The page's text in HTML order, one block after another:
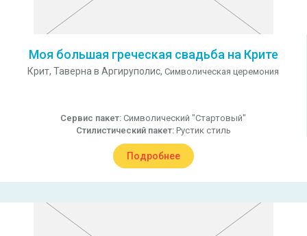
Моя большая греческая свадьба на Крите
Крит, Таверна в Аргируполис, Символическая церемония
Сервис пакет: Символический "Стартовый"
Стилистический пакет: Рустик стиль
Подробнее